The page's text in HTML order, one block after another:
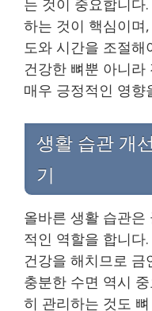
는 것이 중요합니다
하는 것이 핵심이며
도와 시간을 조절해
건강한 뼈뿐 아니
매우 긍정적인 영향
생활 습관 개
기
올바른 생활 습관은
적인 역할을 합니다
건강을 해치므로
충분한 수면 역시
히 관리하는 것도